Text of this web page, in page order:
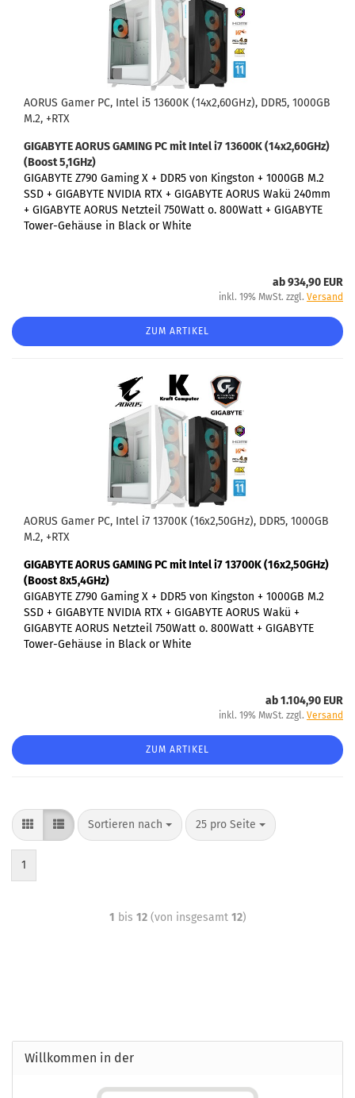
AORUS Gamer PC, Intel i5 13600K (14x2,60GHz), DDR5, 1000GB
M.2, +RTX
GIGABYTE AORUS GAMING PCmit Intel i7 13600K (14x2,60GHz)
(Boost 5,1GHz)
GIGABYTE Z790 Gaming X + DDR5 von Kingston + 1000GB M.2
SSD + GIGABYTE NVIDIA RTX + GIGABYTE AORUS Wakü 240mm
+ GIGABYTE AORUS Netzteil 750Watt o. 800Watt + GIGABYTE
Tower-Gehäuse in Black or White
ab 934,90 EUR
inkl. 19% MwSt. zzgl. Versand
ZUM ARTIKEL
AORUS Gamer PC, Intel i7 13700K (16x2,50GHz), DDR5, 1000GB
M.2, +RTX
GIGABYTE AORUS GAMING PCmit Intel i7 13700K (16x2,50GHz)
(Boost 8x5,4GHz)
GIGABYTE Z790 Gaming X + DDR5 von Kingston + 1000GB M.2
SSD + GIGABYTE NVIDIA RTX + GIGABYTE AORUS Wakü +
GIGABYTE AORUS Netzteil 750Watt o. 800Watt + GIGABYTE
Tower-Gehäuse in Black or White
ab 1.104,90 EUR
inkl. 19% MwSt. zzgl. Versand
ZUM ARTIKEL
Sortieren nach 25 pro Seite
1
1 bis 12(von insgesamt 12)
Willkommen in der